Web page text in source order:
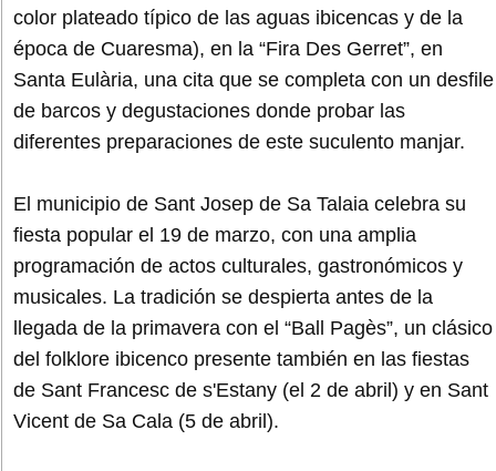
color plateado típico de las aguas ibicencas y de la
época de Cuaresma), en la “Fira Des Gerret”, en
Santa Eulària, una cita que se completa con un desfile
de barcos y degustaciones donde probar las
diferentes preparaciones de este suculento manjar.
El municipio de Sant Josep de Sa Talaia celebra su
fiesta popular el 19 de marzo, con una amplia
programación de actos culturales, gastronómicos y
musicales. La tradición se despierta antes de la
llegada de la primavera con el “Ball Pagès”, un clásico
del folklore ibicenco presente también en las fiestas
de Sant Francesc de s'Estany (el 2 de abril) y en Sant
Vicent de Sa Cala (5 de abril).